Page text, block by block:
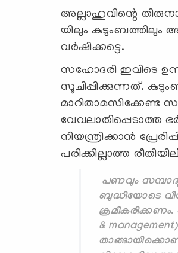
അല്ലാഹുവിന്റെ
യിലും കുടുംബത്തിലും
വര്‍ഷിക്കട്ടെ.
സഹോദരി ഇവിടെ
സൂചിപ്പിക്കുന്നത്. കുടുംബ
മാറിതാമസിക്കേണ്ട
വേവലാതിപ്പെടാത്ത
നിയന്ത്രിക്കാൻ
പരിക്കില്ലാത്ത
പണവും
ബുദ്ധിയോടെ
&